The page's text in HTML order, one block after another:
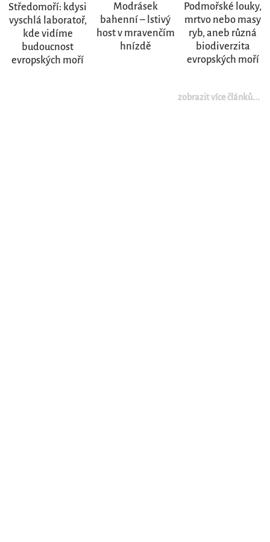
Středomoří: kdysi
vyschlá laboratoř,
kde vidíme
budoucnost
evropských moří
Modrásek
bahenní – lstivý
host v mravenčím
hnízdě
Podmořské louky,
mrtvo nebo masy
ryb, aneb různá
biodiverzita
evropských moří
zobrazit více článků...